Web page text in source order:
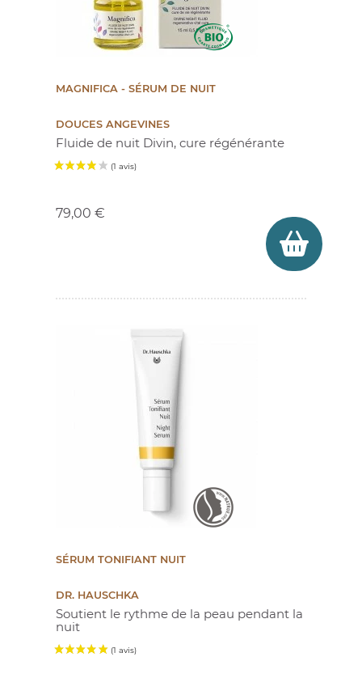
(1 avis)
MAGNIFICA - SÉRUM DE NUIT
DOUCES ANGEVINES
Fluide de nuit Divin, cure régénérante
79,00 €
SÉRUM TONIFIANT NUIT
DR. HAUSCHKA
Soutient le rythme de la peau pendant la
nuit